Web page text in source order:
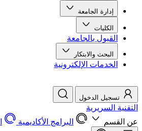
إدارة الجامعة
الكليات
القبول بالجامعة
البحث والابتكار
الخدمات الإلكترونية
تسجيل الدخول
التقنية السريرية
عن القسم
البرامج الأكاديمية